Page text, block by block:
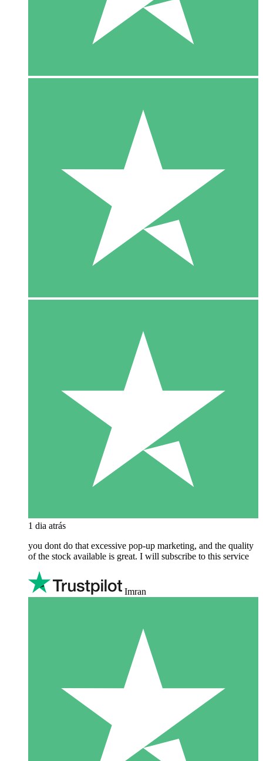
1 dia atrás
you dont do that excessive pop-up marketing, and the quality
of the stock available is great. I will subscribe to this service
Imran